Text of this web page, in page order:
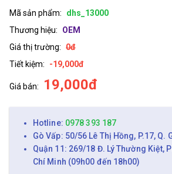
Mã sản phẩm:
dhs_13000
Thương hiệu:
OEM
Giá thị trường: 0đ
Tiết kiệm:
-19,000đ
Giá bán: 19,000đ
Hotline: 0978 393 187
Gò Vấp: 50/56 Lê Thị Hồng, P.17, Q.
Quận 11: 269/18 Đ. Lý Thường Kiệt,
Chí Minh (09h00 đến 18h00)